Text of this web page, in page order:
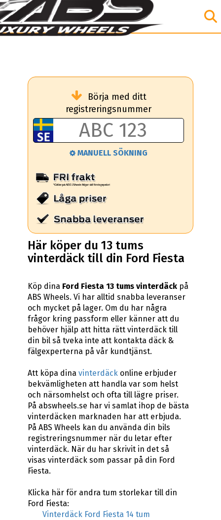
Börja med ditt
registreringsnummer
MANUELL SÖKNING
Här köper du 13 tums
vinterdäck till din Ford Fiesta
Köp dina Ford Fiesta 13 tums vinterdäck på
ABS Wheels. Vi har alltid snabba leveranser
och mycket på lager. Om du har några
frågor kring passform eller känner att du
behöver hjälp att hitta rätt vinterdäck till
din bil så tveka inte att kontakta däck &
fälgexperterna på vår kundtjänst.
Att köpa dinavinterdäck online erbjuder
bekvämligheten att handla var som helst
och närsomhelst och ofta till lägre priser.
På abswheels.se har vi samlat ihop de bästa
vinterdäcken marknaden har att erbjuda.
På ABS Wheels kan du använda din bils
registreringsnummer när du letar efter
vinterdäck. När du har skrivit in det så
visas vinterdäck som passar på din Ford
Fiesta.
Klicka här för andra tum storlekar till din
Ford Fiesta:
Vinterdäck Ford Fiesta 14 tum